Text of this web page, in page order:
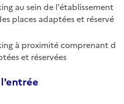
au sein de l'établissement
places adaptées et réservé
à proximité comprenant d
et réservées